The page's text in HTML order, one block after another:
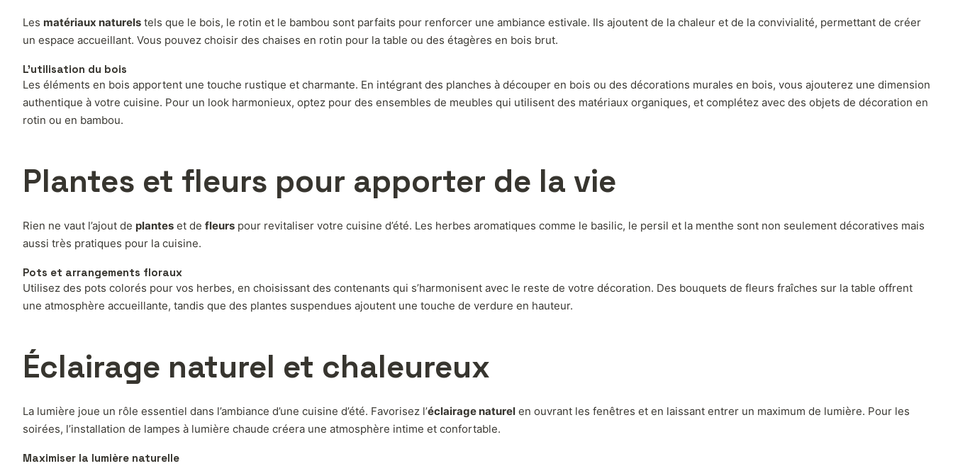
Les matériaux naturels tels que le bois, le rotin et le bambou sont parfaits pour renforcer une ambiance estivale. Ils ajoutent de la chaleur et de la convivialité, permettant de créer
un espace accueillant. Vous pouvez choisir des chaises en rotin pour la table ou des étagères en bois brut.
L’utilisation du bois
Les éléments en bois apportent une touche rustique et charmante. En intégrant des planches à découper en bois ou des décorations murales en bois, vous ajouterez une dimension
authentique à votre cuisine. Pour un look harmonieux, optez pour des ensembles de meubles qui utilisent des matériaux organiques, et complétez avec des objets de décoration en
rotin ou en bambou.
Plantes et fleurs pour apporter de la vie
Rien ne vaut l’ajout de plantes et de fleurs pour revitaliser votre cuisine d’été. Les herbes aromatiques comme le basilic, le persil et la menthe sont non seulement décoratives mais
aussi très pratiques pour la cuisine.
Pots et arrangements floraux
Utilisez des pots colorés pour vos herbes, en choisissant des contenants qui s’harmonisent avec le reste de votre décoration. Des bouquets de fleurs fraîches sur la table offrent
une atmosphère accueillante, tandis que des plantes suspendues ajoutent une touche de verdure en hauteur.
Éclairage naturel et chaleureux
La lumière joue un rôle essentiel dans l’ambiance d’une cuisine d’été. Favorisez l’éclairage naturel en ouvrant les fenêtres et en laissant entrer un maximum de lumière. Pour les
soirées, l’installation de lampes à lumière chaude créera une atmosphère intime et confortable.
Maximiser la lumière naturelle